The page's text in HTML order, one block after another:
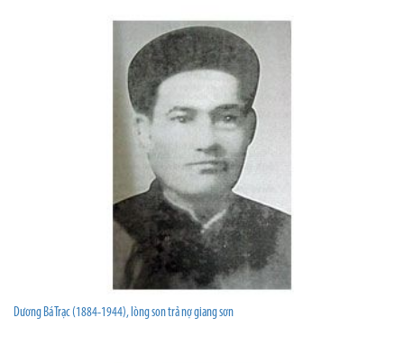
Dương Bá Trạc (1884-1944), lòng son trả nợ giang sơn